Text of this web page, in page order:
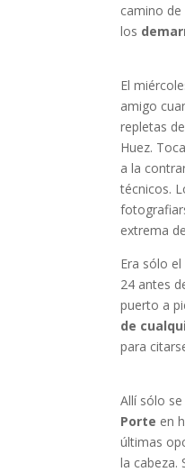
camino
los
El
amigo
repletas
Huez.
a la
técnicos.
extrema
Era sólo
24 antes
puerto a
de
para
Allí sólo
Porte en
últimas
la cabeza.